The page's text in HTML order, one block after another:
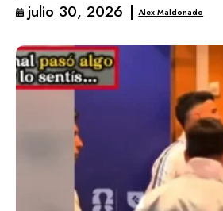
julio 30, 2026 | Alex Maldonado